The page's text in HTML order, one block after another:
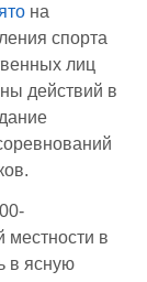
на
спорта
лиц
действий в
местности в
в ясную